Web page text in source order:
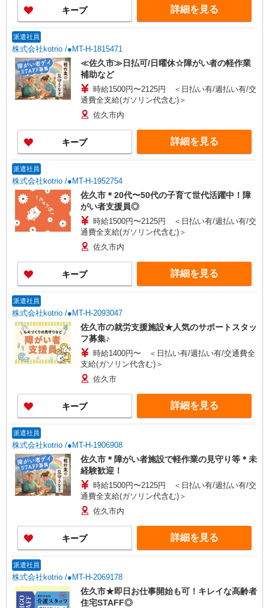
キープ 詳細を見る
派遣社員
株式会社kotrio /●MT-H-1815471
≪佐久市≫日払可/日曜休☆障がい者の軽作業
補助など
時給1500円〜2125円 ＜日払い有/週払い有/交
通費全支給(ガソリン代含む)＞
佐久市内
キープ 詳細を見る
派遣社員
株式会社kotrio /●MT-H-1952754
佐久市＊20代〜50代の子育て世代活躍中！障
がい者支援員◎
時給1500円〜2125円 ＜日払い有/週払い有/交
通費全支給(ガソリン代含む)＞
佐久市内
キープ 詳細を見る
派遣社員
株式会社kotrio /●MT-H-2093047
佐久市の就労支援施設★人気のサポートスタッ
フ募集♪
時給1400円〜 ＜日払い有/週払い有/交通費全
支給(ガソリン代含む)＞
佐久市
キープ 詳細を見る
派遣社員
株式会社kotrio /●MT-H-1906908
佐久市＊障がい者施設で軽作業の見守り等＊未
経験歓迎！
時給1500円〜2125円 ＜日払い有/週払い有/交
通費全支給(ガソリン代含む)＞
佐久市内
キープ 詳細を見る
派遣社員
株式会社kotrio /●MT-H-2069178
佐久市★即日お仕事開始も可！キレイな高齢者
住宅STAFF◎